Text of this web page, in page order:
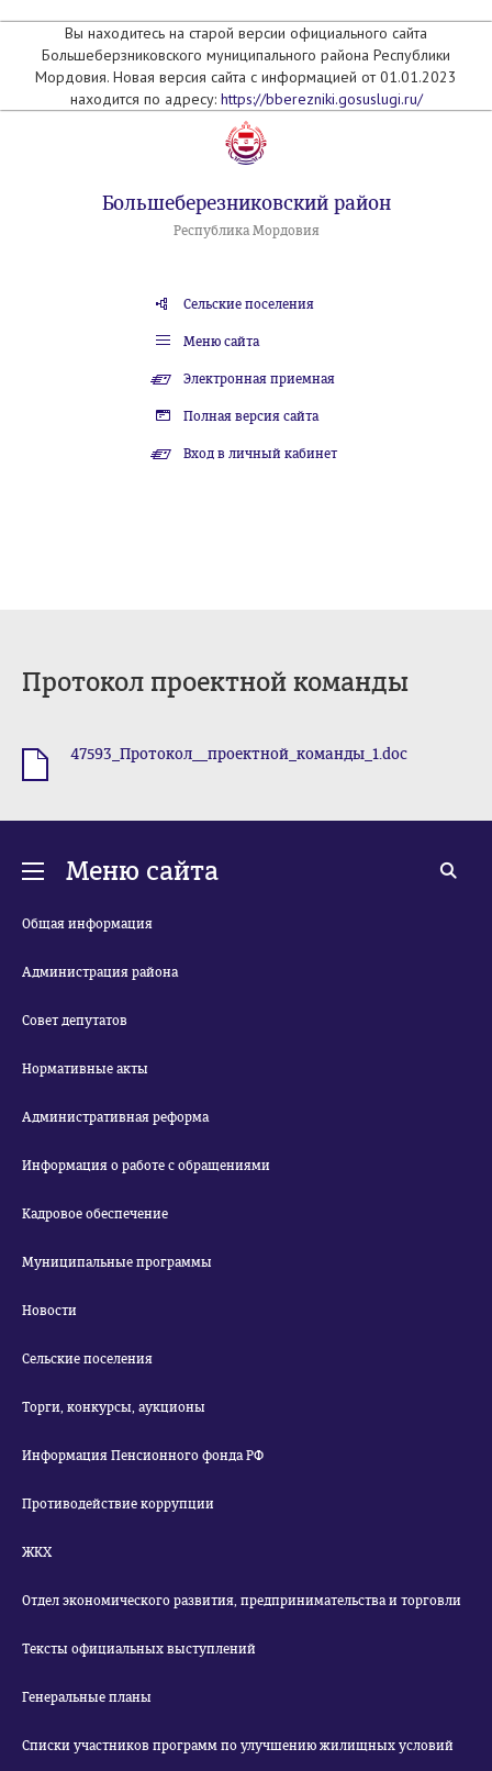
Вы находитесь на старой версии официального сайта
Большеберзниковского муниципального района Республики
Мордовия. Новая версия сайта с информацией от 01.01.2023
находится по адресу: https://bberezniki.gosuslugi.ru/
Большеберезниковский район
Республика Мордовия
Сельские поселения
Меню сайта
Электронная приемная
Полная версия сайта
Вход в личный кабинет
Протокол проектной команды
47593_Протокол__проектной_команды_1.doc
Меню сайта
Общая информация
Администрация района
Совет депутатов
Нормативные акты
Административная реформа
Информация о работе с обращениями
Кадровое обеспечение
Муниципальные программы
Новости
Сельские поселения
Торги, конкурсы, аукционы
Информация Пенсионного фонда РФ
Противодействие коррупции
ЖКХ
Отдел экономического развития, предпринимательства и торговли
Тексты официальных выступлений
Генеральные планы
Списки участников программ по улучшению жилищных условий